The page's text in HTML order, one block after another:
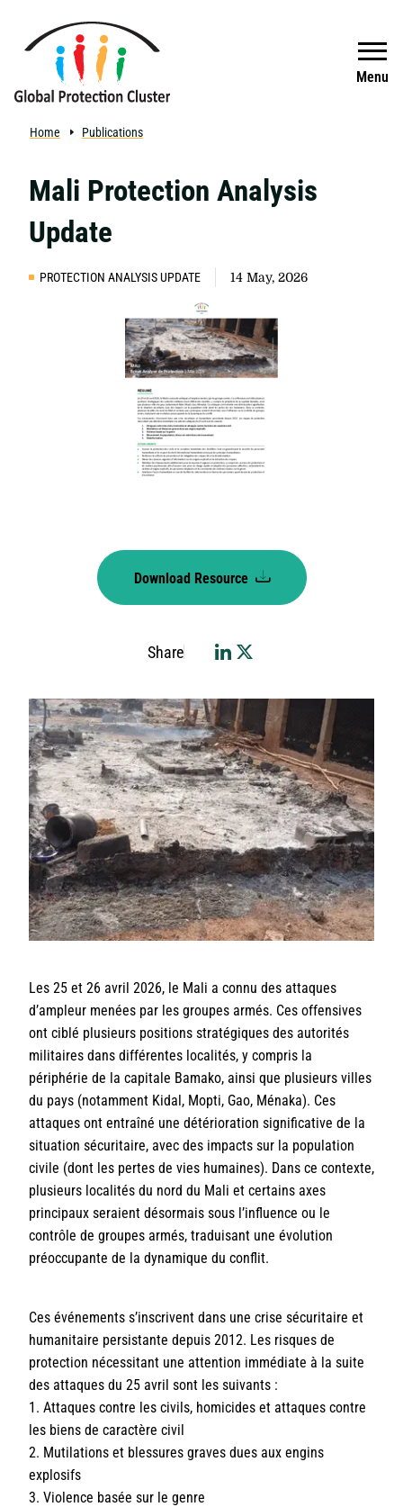
Menu
Search
Home Publications
Mali Protection Analysis
Update
PROTECTION ANALYSIS UPDATE 14 May, 2026
Download Resource
Share
Les 25 et 26 avril 2026, le Mali a connu des attaques
d’ampleur menées par les groupes armés. Ces offensives
ont ciblé plusieurs positions stratégiques des autorités
militaires dans différentes localités, y compris la
périphérie de la capitale Bamako, ainsi que plusieurs villes
du pays (notamment Kidal, Mopti, Gao, Ménaka). Ces
attaques ont entraîné une détérioration significative de la
situation sécuritaire, avec des impacts sur la population
civile (dont les pertes de vies humaines). Dans ce contexte,
plusieurs localités du nord du Mali et certains axes
principaux seraient désormais sous l’influence ou le
contrôle de groupes armés, traduisant une évolution
préoccupante de la dynamique du conflit.
Ces événements s’inscrivent dans une crise sécuritaire et
humanitaire persistante depuis 2012. Les risques de
protection nécessitant une attention immédiate à la suite
des attaques du 25 avril sont les suivants :
1. Attaques contre les civils, homicides et attaques contre
les biens de caractère civil
2. Mutilations et blessures graves dues aux engins
explosifs
3. Violence basée sur le genre